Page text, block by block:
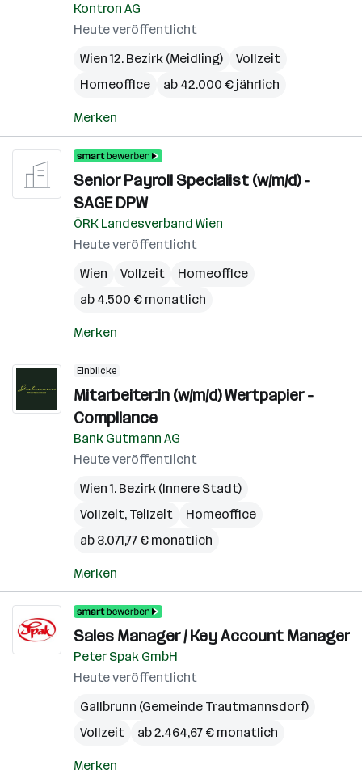
Kontron AG
Heute veröffentlicht
Wien 12. Bezirk (Meidling)
Vollzeit
Homeoffice
ab 42.000 € jährlich
Merken
Senior Payroll Specialist (w/m/d) -
SAGE DPW
ÖRK Landesverband Wien
Heute veröffentlicht
Wien
Vollzeit
Homeoffice
ab 4.500 € monatlich
Merken
Einblicke
Mitarbeiter:in (w/m/d) Wertpapier -
Compliance
Bank Gutmann AG
Heute veröffentlicht
Wien 1. Bezirk (Innere Stadt)
Vollzeit, Teilzeit
Homeoffice
ab 3.071,77 € monatlich
Merken
Sales Manager / Key Account Manager
Peter Spak GmbH
Heute veröffentlicht
Gallbrunn (Gemeinde Trautmannsdorf)
Vollzeit
ab 2.464,67 € monatlich
Merken